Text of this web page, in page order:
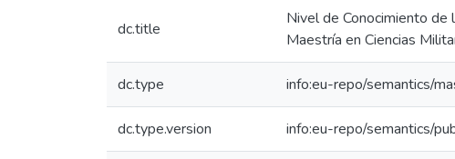
dc.title
Nivel de Conocimiento
Maestría en Ciencias
dc.type info:eu-repo/semantics/
dc.type.version info:eu-repo/semantics/